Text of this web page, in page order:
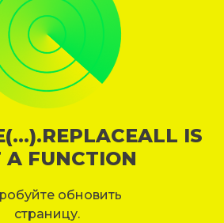
IS
A FUNCTION
обновить
страницу.